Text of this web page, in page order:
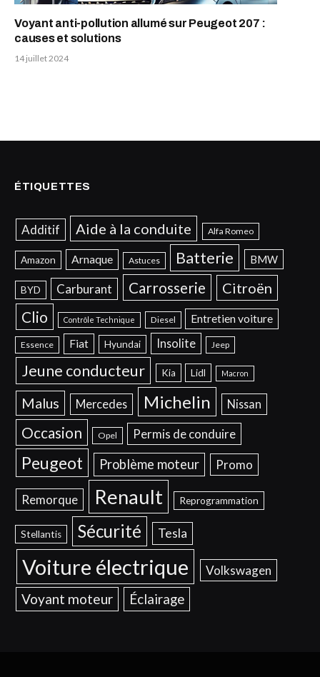
Voyant anti-pollution allumé sur Peugeot 207 :
causes et solutions
14 juillet 2024
ÉTIQUETTES
Additif Aide à la conduite Alfa Romeo
Amazon Arnaque Astuces Batterie BMW
BYD Carburant Carrosserie Citroën
Clio Contrôle Technique Diesel Entretien voiture
Essence Fiat Hyundai Insolite Jeep
Jeune conducteur Kia Lidl Macron
Malus Mercedes Michelin Nissan
Occasion Opel Permis de conduire
Peugeot Problème moteur Promo
Remorque Renault Reprogrammation
Stellantis Sécurité Tesla
Voiture électrique Volkswagen
Voyant moteur Éclairage